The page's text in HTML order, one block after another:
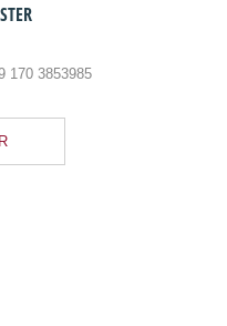
170 3853985